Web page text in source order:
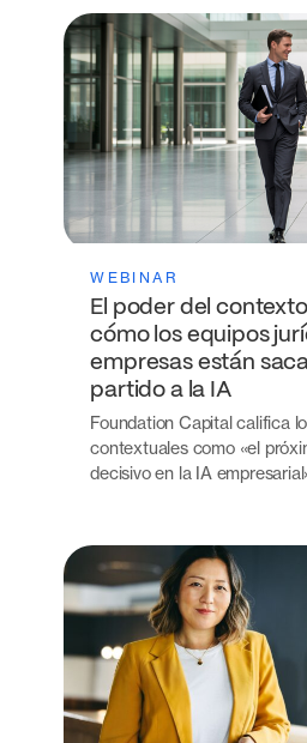
WEBINAR
El poder del
cómo los equipos
empresas están
partido a la IA
Foundation Capital califica
contextuales como «el
decisivo en la IA